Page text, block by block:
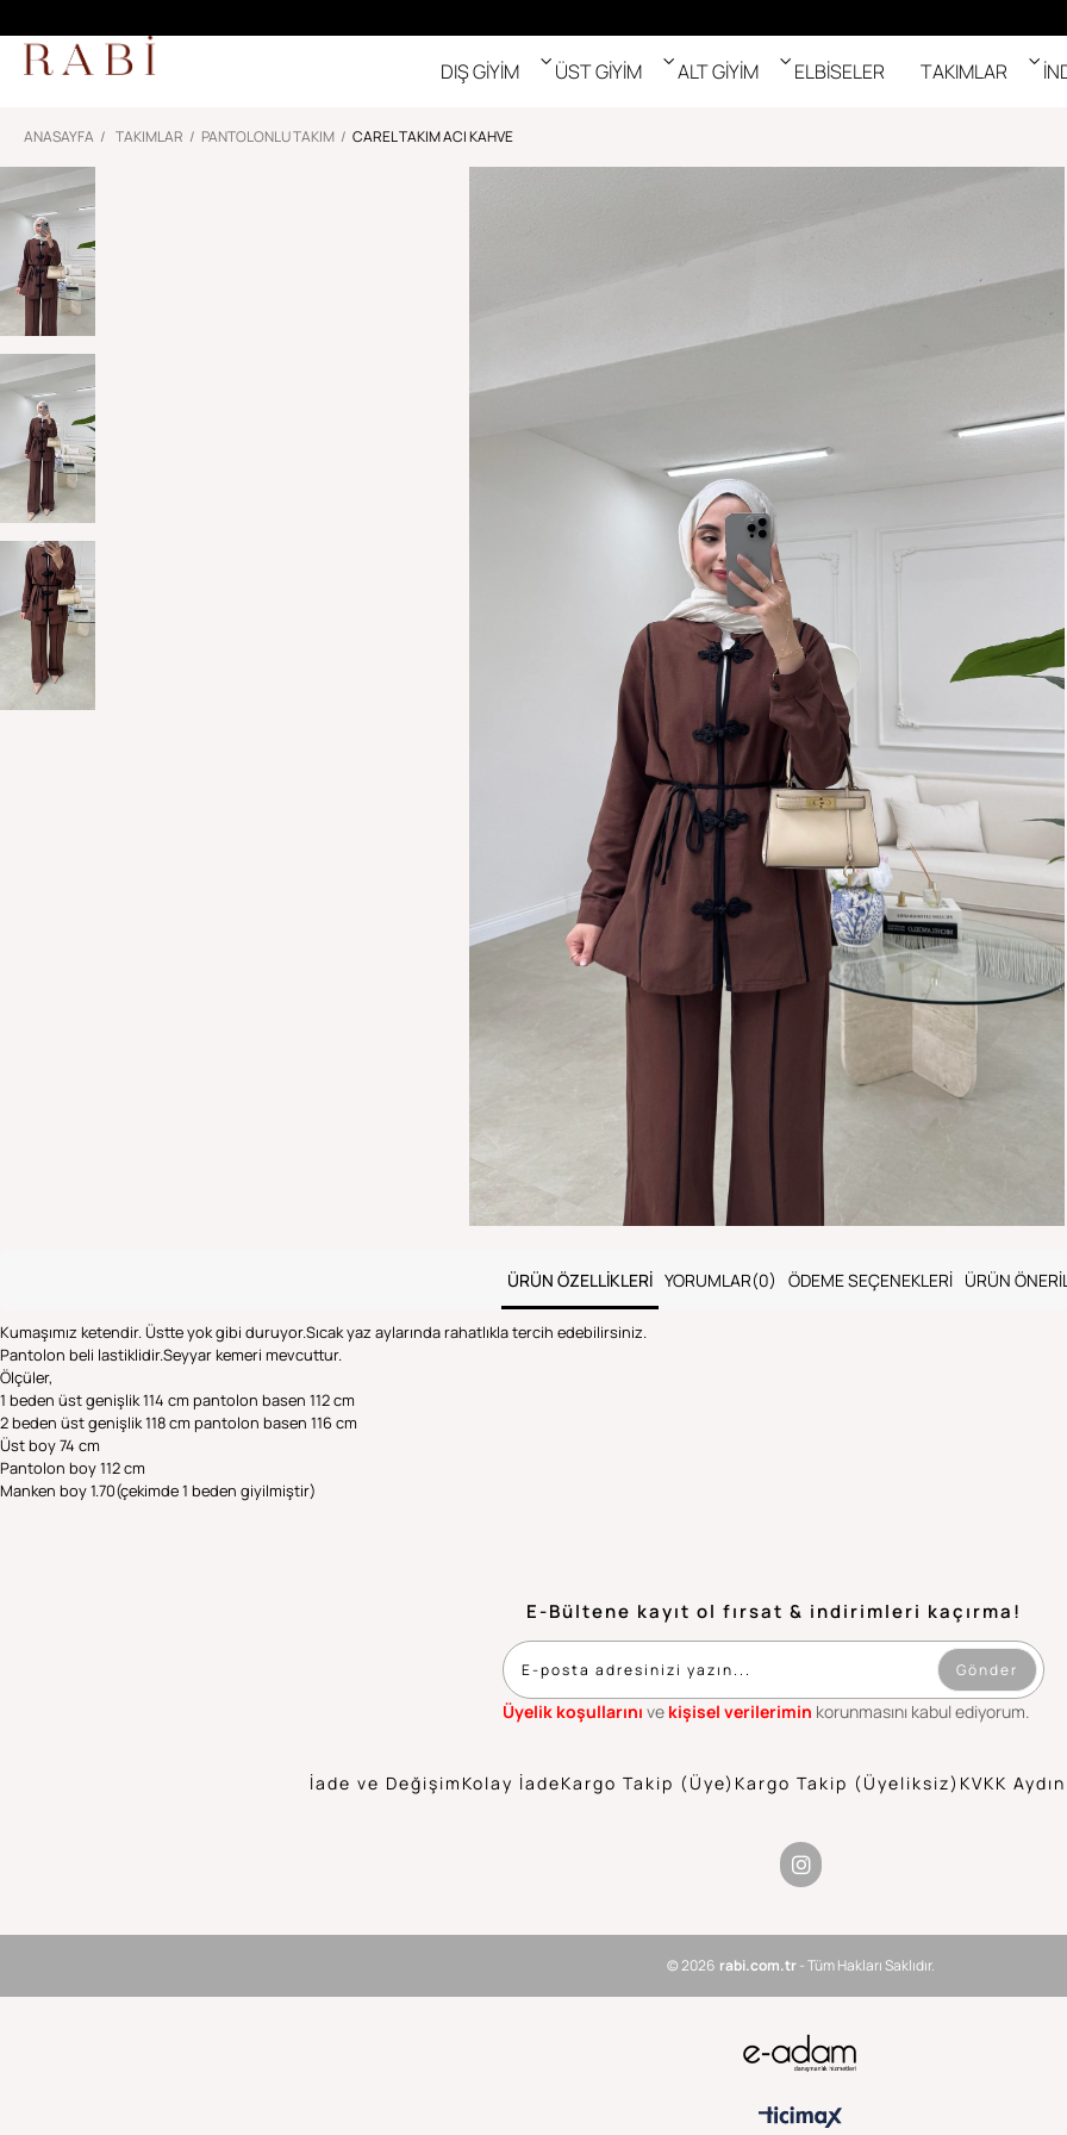
DIŞ GİYİM ÜST GİYİM ALT GİYİM ELBİSELER TAKIMLAR
ANASAYFA TAKIMLAR PANTOLONLU TAKIM CAREL TAKIM ACI KAHVE
ÜRÜN ÖZELLIKLERI YORUMLAR(0) ÖDEME SEÇENEKLERI ÜRÜN
Kumaşımız ketendir. Üstte yok gibi duruyor.Sıcak yaz aylarında rahatlıkla tercih edebilirsiniz.
Pantolon beli lastiklidir.Seyyar kemeri mevcuttur.
Ölçüler,
1 beden üst genişlik 114 cm pantolon basen 112 cm
2 beden üst genişlik 118 cm pantolon basen 116 cm
Üst boy 74 cm
Pantolon boy 112 cm
Manken boy 1.70(çekimde 1 beden giyilmiştir)
E-Bültene kayıt ol fırsat & indirimleri kaçırma!
Gönder
Üyelik koşullarını ve kişisel verilerimin korunmasını kabul ediyorum.
İade ve Değişim Kolay İadeKargo Takip (Üye) Kargo Takip (Üyeliksiz) KVKK
© 2026 rabi.com.tr- Tüm Hakları Saklıdır.